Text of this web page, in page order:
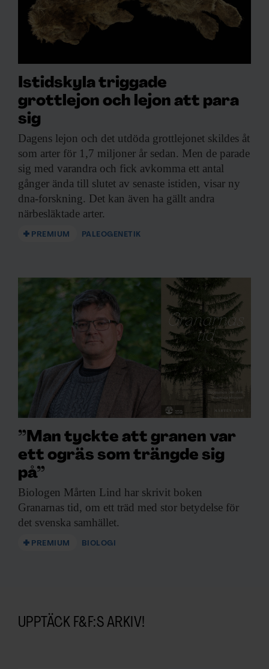
Istidskyla triggade
grottlejon och lejon att para
sig
Dagens lejon och det utdöda grottlejonet skildes åt
som arter för 1,7 miljoner år sedan. Men de parade
sig med varandra och fick avkomma ett antal
gånger ända till slutet av senaste istiden, visar ny
dna-forskning. Det kan även ha gällt andra
närbesläktade arter.
PREMIUM PALEOGENETIK
”Man tyckte att granen var
ett ogräs som trängde sig
på”
Biologen Mårten Lind har skrivit boken
Granarnas tid, om ett träd med stor betydelse för
det svenska samhället.
PREMIUM BIOLOGI
UPPTÄCK F&F:S ARKIV!